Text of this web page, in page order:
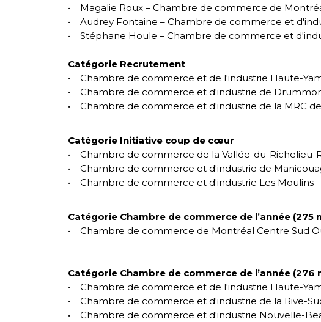
• Magalie Roux – Chambre de commerce de
• Audrey Fontaine – Chambre de commerce et
• Stéphane Houle – Chambre de commerce et
Catégorie Recrutement
• Chambre de commerce et de l'industrie Haute-
• Chambre de commerce et d'industrie de
• Chambre de commerce et d'industrie de la MRC
Catégorie Initiative coup de cœur
• Chambre de commerce de la Vallée-du-Richelieu-
• Chambre de commerce et d'industrie de
• Chambre de commerce et d'industrie Les Moulins
Catégorie Chambre de commerce de l’année (275
• Chambre de commerce de Montréal Centre Sud
Catégorie Chambre de commerce de l’année (276
• Chambre de commerce et de l'industrie Haute-
• Chambre de commerce et d'industrie de la Rive-
• Chambre de commerce et d'industrie Nouvelle-